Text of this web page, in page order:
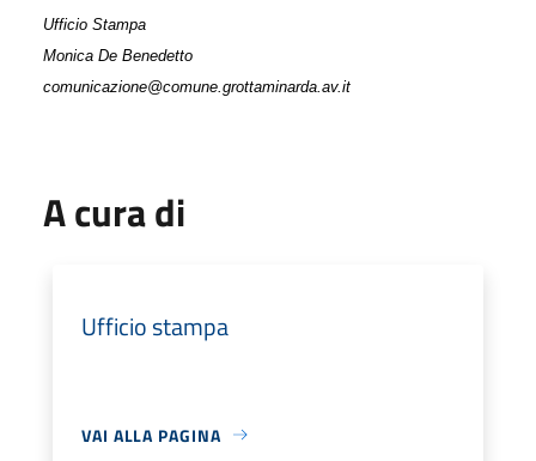
Ufficio Stampa
Monica De Benedetto
comunicazione@comune.grottaminarda.av.it
A cura di
Ufficio stampa
VAI ALLA PAGINA